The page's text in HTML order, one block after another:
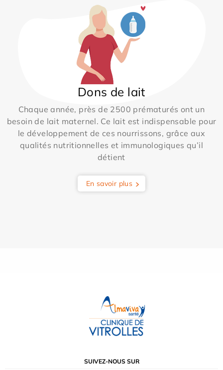
Dons de lait
Chaque année, près de 2500 prématurés ont un
besoin de lait maternel. Ce lait est indispensable pour
le développement de ces nourrissons, grâce aux
qualités nutritionnelles et immunologiques qu’il
détient
En savoir plus
SUIVEZ-NOUS SUR